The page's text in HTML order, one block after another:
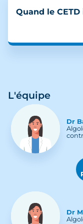
Quand le
L'équipe
Dr
Dr